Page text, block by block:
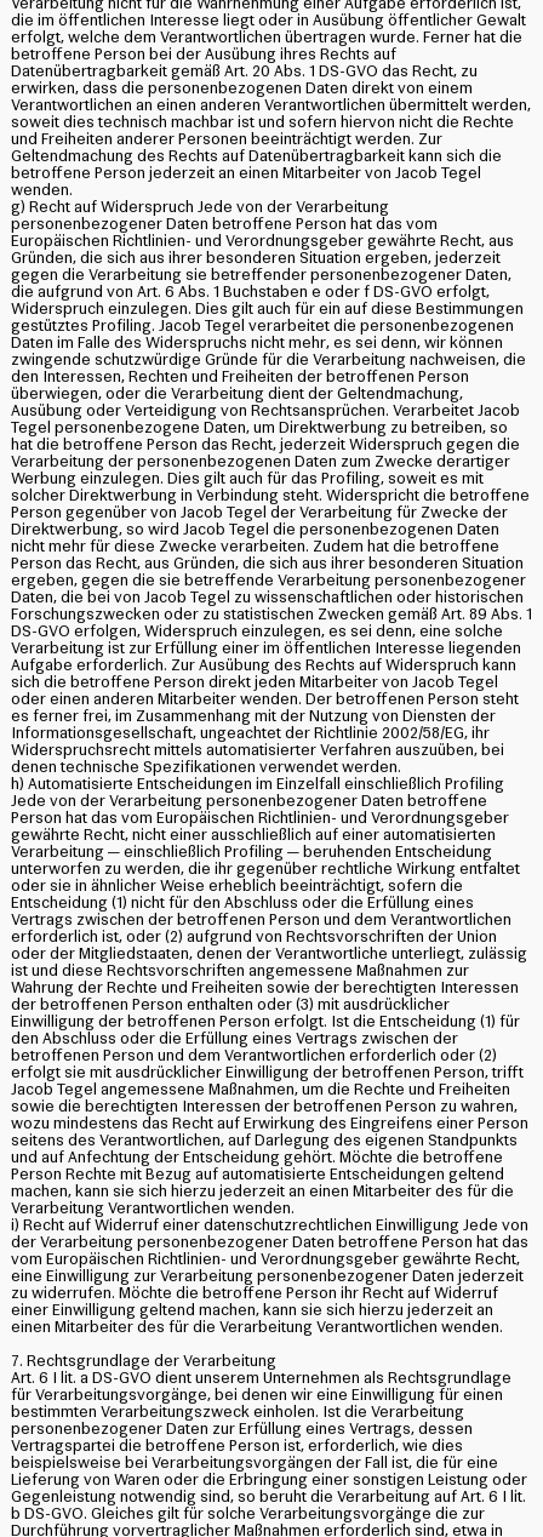
die im öffentlichen Interesse liegt oder in Ausübung öffentlicher Gewalt
erfolgt, welche dem Verantwortlichen übertragen wurde. Ferner hat die
betroffene Person bei der Ausübung ihres Rechts auf
Datenübertragbarkeit gemäß Art. 20 Abs. 1 DS-GVO das Recht, zu
erwirken, dass die personenbezogenen Daten direkt von einem
Verantwortlichen an einen anderen Verantwortlichen übermittelt werden,
soweit dies technisch machbar ist und sofern hiervon nicht die Rechte
und Freiheiten anderer Personen beeinträchtigt werden. Zur
Geltendmachung des Rechts auf Datenübertragbarkeit kann sich die
betroffene Person jederzeit an einen Mitarbeiter von Jacob Tegel
wenden.
g) Recht auf Widerspruch Jede von der Verarbeitung
personenbezogener Daten betroffene Person hat das vom
Europäischen Richtlinien- und Verordnungsgeber gewährte Recht, aus
Gründen, die sich aus ihrer besonderen Situation ergeben, jederzeit
gegen die Verarbeitung sie betreffender personenbezogener Daten,
die aufgrund von Art. 6 Abs. 1 Buchstaben e oder f DS-GVO erfolgt,
Widerspruch einzulegen. Dies gilt auch für ein auf diese Bestimmungen
gestütztes Profiling. Jacob Tegel verarbeitet die personenbezogenen
Daten im Falle des Widerspruchs nicht mehr, es sei denn, wir können
zwingende schutzwürdige Gründe für die Verarbeitung nachweisen, die
den Interessen, Rechten und Freiheiten der betroffenen Person
überwiegen, oder die Verarbeitung dient der Geltendmachung,
Ausübung oder Verteidigung von Rechtsansprüchen. Verarbeitet Jacob
Tegel personenbezogene Daten, um Direktwerbung zu betreiben, so
hat die betroffene Person das Recht, jederzeit Widerspruch gegen die
Verarbeitung der personenbezogenen Daten zum Zwecke derartiger
Werbung einzulegen. Dies gilt auch für das Profiling, soweit es mit
solcher Direktwerbung in Verbindung steht. Widerspricht die betroffene
Person gegenüber von Jacob Tegel der Verarbeitung für Zwecke der
Direktwerbung, so wird Jacob Tegel die personenbezogenen Daten
nicht mehr für diese Zwecke verarbeiten. Zudem hat die betroffene
Person das Recht, aus Gründen, die sich aus ihrer besonderen Situation
ergeben, gegen die sie betreffende Verarbeitung personenbezogener
Daten, die bei von Jacob Tegel zu wissenschaftlichen oder historischen
Forschungszwecken oder zu statistischen Zwecken gemäß Art. 89 Abs. 1
DS-GVO erfolgen, Widerspruch einzulegen, es sei denn, eine solche
Verarbeitung ist zur Erfüllung einer im öffentlichen Interesse liegenden
Aufgabe erforderlich. Zur Ausübung des Rechts auf Widerspruch kann
sich die betroffene Person direkt jeden Mitarbeiter von Jacob Tegel
oder einen anderen Mitarbeiter wenden. Der betroffenen Person steht
es ferner frei, im Zusammenhang mit der Nutzung von Diensten der
Informationsgesellschaft, ungeachtet der Richtlinie 2002/58/EG, ihr
Widerspruchsrecht mittels automatisierter Verfahren auszuüben, bei
denen technische Spezifikationen verwendet werden.
h) Automatisierte Entscheidungen im Einzelfall einschließlich Profiling
Jede von der Verarbeitung personenbezogener Daten betroffene
Person hat das vom Europäischen Richtlinien- und Verordnungsgeber
gewährte Recht, nicht einer ausschließlich auf einer automatisierten
Verarbeitung — einschließlich Profiling — beruhenden Entscheidung
unterworfen zu werden, die ihr gegenüber rechtliche Wirkung entfaltet
oder sie in ähnlicher Weise erheblich beeinträchtigt, sofern die
Entscheidung (1) nicht für den Abschluss oder die Erfüllung eines
Vertrags zwischen der betroffenen Person und dem Verantwortlichen
erforderlich ist, oder (2) aufgrund von Rechtsvorschriften der Union
oder der Mitgliedstaaten, denen der Verantwortliche unterliegt, zulässig
ist und diese Rechtsvorschriften angemessene Maßnahmen zur
Wahrung der Rechte und Freiheiten sowie der berechtigten Interessen
der betroffenen Person enthalten oder (3) mit ausdrücklicher
Einwilligung der betroffenen Person erfolgt. Ist die Entscheidung (1) für
den Abschluss oder die Erfüllung eines Vertrags zwischen der
betroffenen Person und dem Verantwortlichen erforderlich oder (2)
erfolgt sie mit ausdrücklicher Einwilligung der betroffenen Person, trifft
Jacob Tegel angemessene Maßnahmen, um die Rechte und Freiheiten
sowie die berechtigten Interessen der betroffenen Person zu wahren,
wozu mindestens das Recht auf Erwirkung des Eingreifens einer Person
seitens des Verantwortlichen, auf Darlegung des eigenen Standpunkts
und auf Anfechtung der Entscheidung gehört. Möchte die betroffene
Person Rechte mit Bezug auf automatisierte Entscheidungen geltend
machen, kann sie sich hierzu jederzeit an einen Mitarbeiter des für die
Verarbeitung Verantwortlichen wenden.
i) Recht auf Widerruf einer datenschutzrechtlichen Einwilligung Jede von
der Verarbeitung personenbezogener Daten betroffene Person hat das
vom Europäischen Richtlinien- und Verordnungsgeber gewährte Recht,
eine Einwilligung zur Verarbeitung personenbezogener Daten jederzeit
zu widerrufen. Möchte die betroffene Person ihr Recht auf Widerruf
einer Einwilligung geltend machen, kann sie sich hierzu jederzeit an
einen Mitarbeiter des für die Verarbeitung Verantwortlichen wenden.
7. Rechtsgrundlage der Verarbeitung
Art. 6 I lit. a DS-GVO dient unserem Unternehmen als Rechtsgrundlage
für Verarbeitungsvorgänge, bei denen wir eine Einwilligung für einen
bestimmten Verarbeitungszweck einholen. Ist die Verarbeitung
personenbezogener Daten zur Erfüllung eines Vertrags, dessen
Vertragspartei die betroffene Person ist, erforderlich, wie dies
beispielsweise bei Verarbeitungsvorgängen der Fall ist, die für eine
Lieferung von Waren oder die Erbringung einer sonstigen Leistung oder
Gegenleistung notwendig sind, so beruht die Verarbeitung auf Art. 6 I lit.
b DS-GVO. Gleiches gilt für solche Verarbeitungsvorgänge die zur
Durchführung vorvertraglicher Maßnahmen erforderlich sind, etwa in